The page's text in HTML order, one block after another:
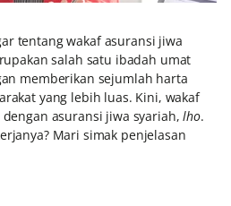
tentang wakaf asuransi jiwa
salah satu ibadah umat
memberikan sejumlah harta
yang lebih luas. Kini, wakaf
asuransi jiwa syariah,lho.
Mari simak penjelasan